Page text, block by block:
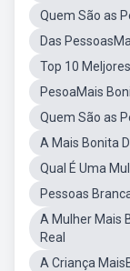
Quem São as
Das
Top 10
PesoaMais
Quem São as
A Mais Bonita
Qual É Uma
Pessoas
A Mulher Mais
Real
A Criança